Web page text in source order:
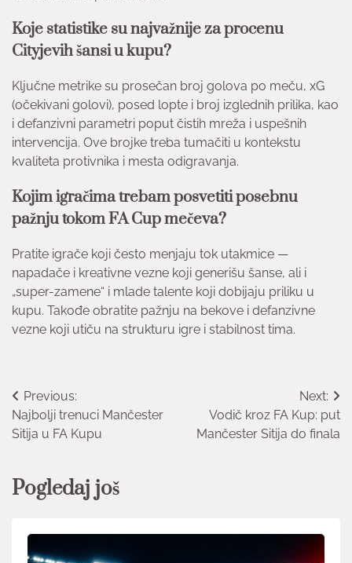
Koje statistike su najvažnije za procenu
Cityjevih šansi u kupu?
Ključne metrike su prosečan broj golova po meču, xG
(očekivani golovi), posed lopte i broj izglednih prilika, kao
i defanzivni parametri poput čistih mreža i uspešnih
intervencija. Ove brojke treba tumačiti u kontekstu
kvaliteta protivnika i mesta odigravanja.
Kojim igračima trebam posvetiti posebnu
pažnju tokom FA Cup mečeva?
Pratite igrače koji često menjaju tok utakmice —
napadače i kreativne vezne koji generišu šanse, ali i
„super-zamene“ i mlade talente koji dobijaju priliku u
kupu. Takođe obratite pažnju na bekove i defanzivne
vezne koji utiču na strukturu igre i stabilnost tima.
Post
navigation
Previous:
Najbolji trenuci Mančester
Sitija u FA Kupu
Next:
Vodič kroz FA Kup: put
Mančester Sitija do finala
Pogledaj još